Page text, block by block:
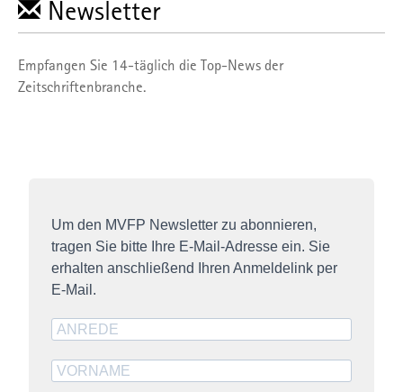
Newsletter
Empfangen Sie 14-täglich die Top-News der
Zeitschriftenbranche.
Um den MVFP Newsletter zu abonnieren,
tragen Sie bitte Ihre E-Mail-Adresse ein. Sie
erhalten anschließend Ihren Anmeldelink per
E-Mail.